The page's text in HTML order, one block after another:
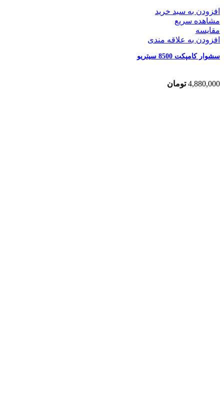
افزودن به سبد خرید
مشاهده سریع
مقایسه
افزودن به علاقه مندی
سشوار کامپکت 8500 سیتریو
4,880,000 تومان